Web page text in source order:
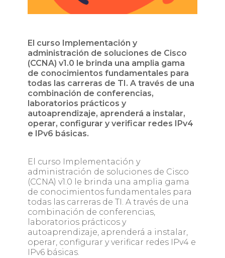
El curso Implementación y
administración de soluciones de Cisco
(CCNA) v1.0 le brinda una amplia gama
de conocimientos fundamentales para
todas las carreras de TI. A través de una
combinación de conferencias,
laboratorios prácticos y
autoaprendizaje, aprenderá a instalar,
operar, configurar y verificar redes IPv4
e IPv6 básicas.
El curso Implementación y
administración de soluciones de Cisco
(CCNA) v1.0 le brinda una amplia gama
de conocimientos fundamentales para
todas las carreras de TI. A través de una
combinación de conferencias,
laboratorios prácticos y
autoaprendizaje, aprenderá a instalar,
operar, configurar y verificar redes IPv4 e
IPv6 básicas.